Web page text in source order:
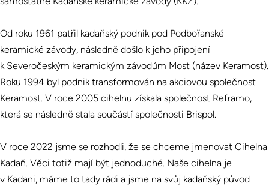
Od roku 1961 patřil kadaňský podnik pod Podbořanské
keramické závody, následně došlo k jeho připojení
k Severočeským keramickým závodům Most (název Keramost).
Roku 1994 byl podnik transformován na akciovou společnost
Keramost. V roce 2005 cihelnu získala společnost Reframo,
která se následně stala součástí společnosti Brispol.
V roce 2022 jsme se rozhodli, že se chceme jmenovat Cihelna
Kadaň. Věci totiž mají být jednoduché. Naše cihelna je
v Kadani, máme to tady rádi a jsme na svůj kadaňský původ